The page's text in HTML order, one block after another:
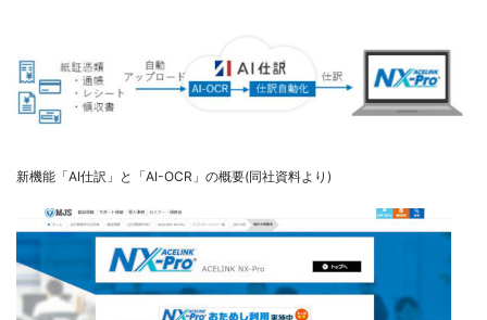
新機能「AI仕訳」と「AI-OCR」の概要(同社資料より)